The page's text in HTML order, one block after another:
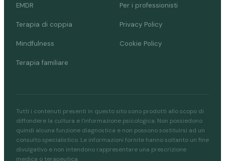
EMDR
Terapia di coppia
Mindfulness
Terapia familiare
Per i professionisti
Privacy Policy
Cookie Policy
Tutti i contenuti presenti in questo sito sono prodotti allo scopo di
diffondere la cultura e l'informazione psicologica. Non possiedono
quindi alcuna funzione diagnostica e non possono sostituirsi ad un
consulto specialistico. Le informazioni fornite hanno soltanto un fine
divulgativo e non intendono rappresentare una prescrizione
medica o terapeutica.